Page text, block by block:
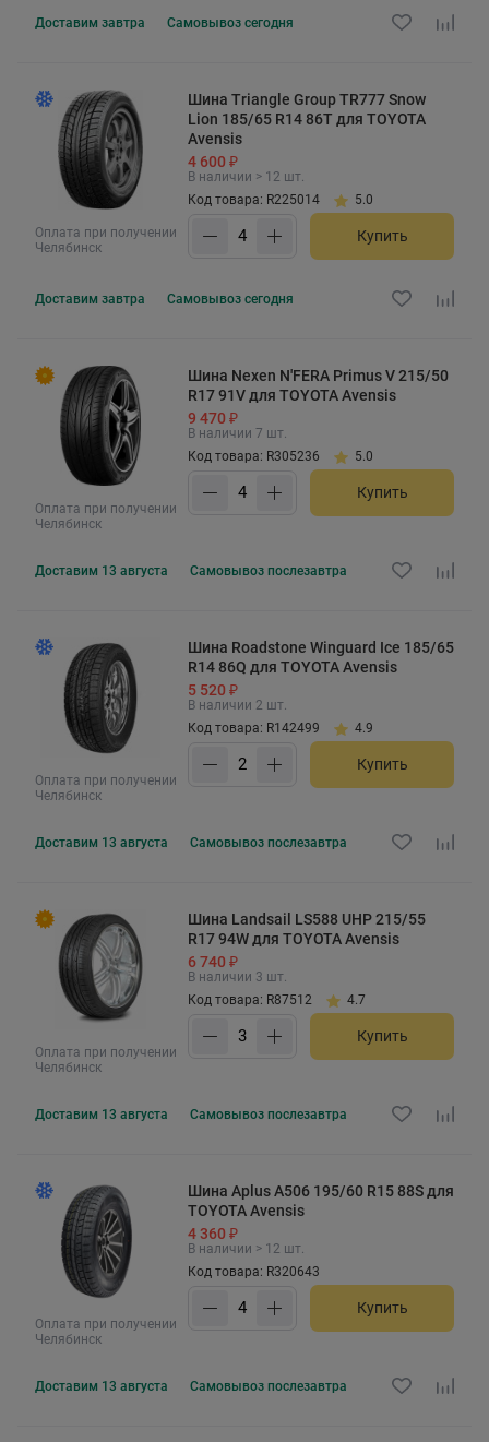
Доставим завтра Самовывоз сегодня
Оплата при получении
Челябинск
Шина Triangle Group TR777 Snow
Lion 185/65 R14 86T для TOYOTA
Avensis
4 600 ₽
В наличии > 12 шт.
Код товара: R225014
5.0
Купить
Доставим завтра Самовывоз сегодня
Оплата при получении
Челябинск
Шина Nexen N'FERA Primus V 215/50
R17 91V для TOYOTA Avensis
9 470 ₽
В наличии 7 шт.
Код товара: R305236
5.0
Купить
Доставим 13 августа Самовывоз послезавтра
Оплата при получении
Челябинск
Шина Roadstone Winguard Ice 185/65
R14 86Q для TOYOTA Avensis
5 520 ₽
В наличии 2 шт.
Код товара: R142499
4.9
Купить
Доставим 13 августа Самовывоз послезавтра
Оплата при получении
Челябинск
Шина Landsail LS588 UHP 215/55
R17 94W для TOYOTA Avensis
6 740 ₽
В наличии 3 шт.
Код товара: R87512
4.7
Купить
Доставим 13 августа Самовывоз послезавтра
Оплата при получении
Челябинск
Шина Aplus A506 195/60 R15 88S для
TOYOTA Avensis
4 360 ₽
В наличии > 12 шт.
Код товара: R320643
Купить
Доставим 13 августа Самовывоз послезавтра